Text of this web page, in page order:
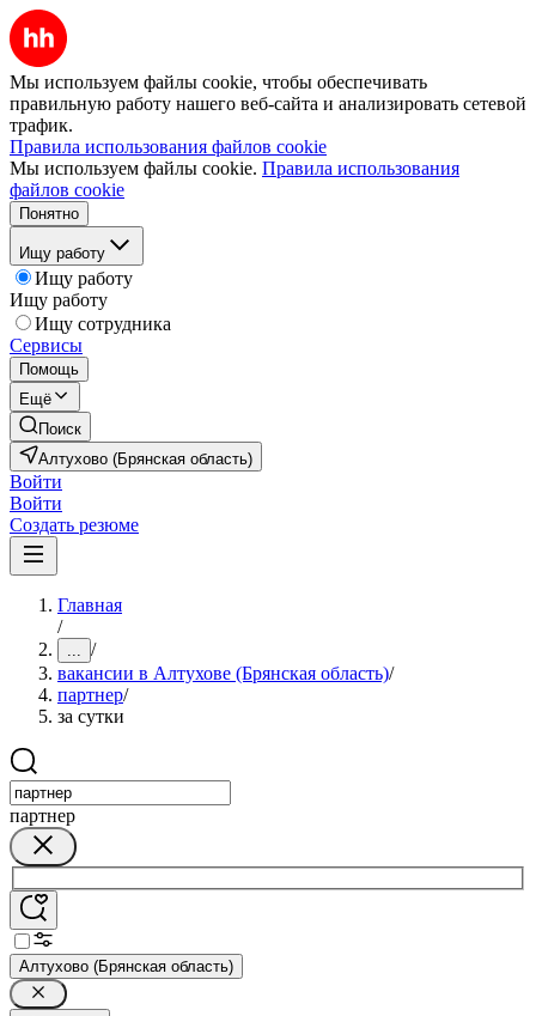
Мы используем файлы cookie, чтобы обеспечивать
правильную работу нашего веб-сайта и анализировать сетевой
трафик.
Правила использования файлов cookie
Мы используем файлы cookie. Правила использования
файлов cookie
Понятно
Ищу работу
Ищу работу
Ищу работу
Ищу сотрудника
Сервисы
Помощь
Ещё
Поиск
Алтухово (Брянская область)
Войти
Войти
Создать резюме
Главная
/
... /
вакансии в Алтухове (Брянская область)/
партнер/
за сутки
партнер
Алтухово (Брянская область)